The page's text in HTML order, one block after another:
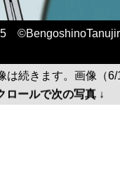
5
は続きます。画像（6/
ロールで次の写真 ↓